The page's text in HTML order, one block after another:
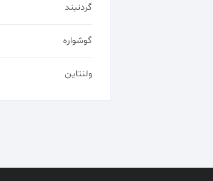
گردنبند
گوشواره
ولنتاین